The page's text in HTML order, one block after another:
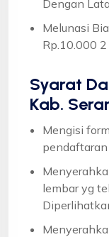
Dengan
Melunasi
Rp.10.000
Syarat
Kab.
Mengisi
lembar yg